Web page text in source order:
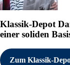
Klassik-Depot
einer soliden
Zum Klassik-